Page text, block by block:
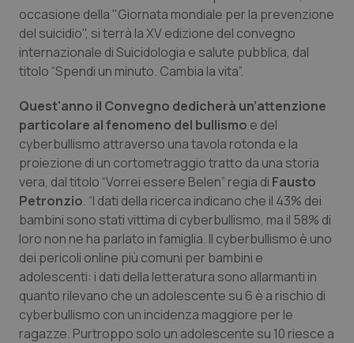
Campania
Emilia-Romagna
Friuli Venezia Giulia
Lazio
Liguria
Lombardia
Marche
Molise
Car-T
Colesterolo & coronaropatie
Dermatite Atopica
Diabete & glucometri
Disturbi dell’umore
Dolore
Donna & Salute
Epatiti
occasione della "Giornata mondiale per la prevenzione
del suicidio", si terrà la XV edizione del convegno
internazionale di Suicidologia e salute pubblica, dal
titolo “Spendi un minuto. Cambia la vita”.
Quest'anno il Convegno dedicherà un’attenzione
particolare al fenomeno del bullismo e del
cyberbullismo attraverso una tavola rotonda e la
proiezione di un cortometraggio tratto da una storia
vera, dal titolo “Vorrei essere Belen” regia di Fausto
Petronzio. “I dati della ricerca indicano che il 43% dei
bambini sono stati vittima di cyberbullismo, ma il 58% di
loro non ne ha parlato in famiglia. Il cyberbullismo è uno
dei pericoli online più comuni per bambini e
adolescenti: i dati della letteratura sono allarmanti in
quanto rilevano che un adolescente su 6 è a rischio di
cyberbullismo con un incidenza maggiore per le
ragazze. Purtroppo solo un adolescente su 10 riesce a